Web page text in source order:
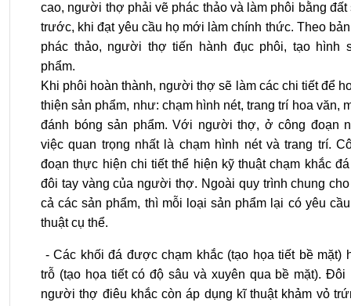
cao, người thợ phải vẽ phác thảo và làm phôi bằng đất
trước, khi đạt yêu cầu họ mới làm chính thức. Theo
phác thảo, người thợ tiến hành đục phôi, tạo hình
phẩm.
Khi phôi hoàn thành, người thợ sẽ làm các chi tiết để
thiện sản phẩm, như: chạm hình nét, trang trí hoa văn,
đánh bóng sản phẩm. Với người thợ, ở công đoạn
việc quan trọng nhất là chạm hình nét và trang trí.
đoạn thực hiện chi tiết thể hiện kỹ thuật chạm khắc
đôi tay vàng của người thợ. Ngoài quy trình chung
cả các sản phẩm, thì mỗi loại sản phẩm lại có yêu
thuật cụ thể.
- Các khối đá được chạm khắc (tạo họa tiết bề mặt)
trỗ (tạo họa tiết có độ sâu và xuyên qua bề mặt). Đôi
người thợ điêu khắc còn áp dụng kĩ thuật khảm vỏ